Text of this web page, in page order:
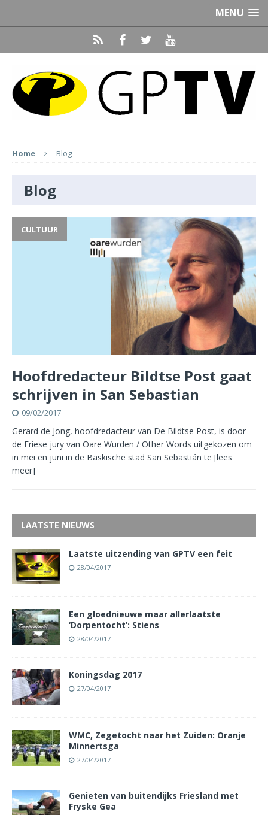
MENU
Home Blog
Blog
CULTUUR
Hoofdredacteur Bildtse Post gaat
schrijven in San Sebastian
09/02/2017
Gerard de Jong, hoofdredacteur van De Bildtse Post, is door
de Friese jury van Oare Wurden / Other Words uitgekozen om
in mei en juni in de Baskische stad San Sebastián te [lees
meer]
LAATSTE NIEUWS
Laatste uitzending van GPTV een feit
28/04/2017
Een gloednieuwe maar allerlaatste
‘Dorpentocht’: Stiens
28/04/2017
Koningsdag 2017
27/04/2017
WMC, Zegetocht naar het Zuiden: Oranje
Minnertsga
27/04/2017
Genieten van buitendijks Friesland met
Fryske Gea